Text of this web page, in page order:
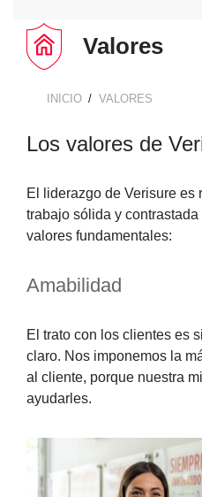
LECTOR DE LLAVES
SENSORES DE
MOVIMIENTO
SENSOR PERIMETRAL
DETECTOR DE HUMO
SENSOR MAGNÉTICO
CENTRAL DE ALARMAS
Valores
BREADCRUMB
INICIO VALORES
Los valores de
El liderazgo de Verisure es
trabajo sólida y
valores fundamentales:
Amabilidad
El trato con los clientes es
claro. Nos imponemos la
al cliente, porque nuestra
ayudarles.